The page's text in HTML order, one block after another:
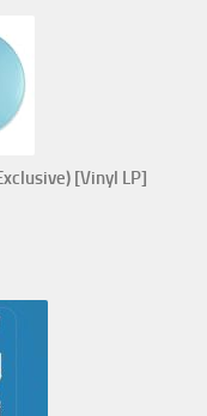
[Vinyl LP]